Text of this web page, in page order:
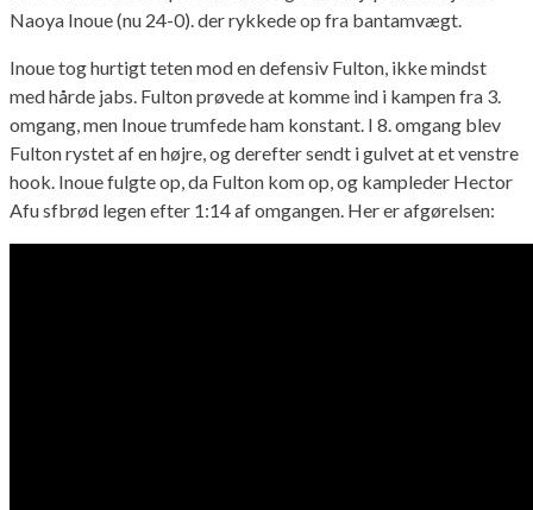
Naoya Inoue (nu 24-0). der rykkede op fra bantamvægt.
Inoue tog hurtigt teten mod en defensiv Fulton, ikke mindst
med hårde jabs. Fulton prøvede at komme ind i kampen fra 3.
omgang, men Inoue trumfede ham konstant. I 8. omgang blev
Fulton rystet af en højre, og derefter sendt i gulvet at et venstre
hook. Inoue fulgte op, da Fulton kom op, og kampleder Hector
Afu sfbrød legen efter 1:14 af omgangen. Her er afgørelsen: